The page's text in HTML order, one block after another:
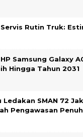
Rutin Truk:
Samsung Galaxy
Hingga Tahun 2031
Ledakan SMAN 72
Pengawasan